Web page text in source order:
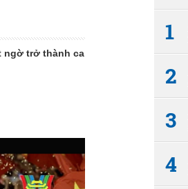
ngờ trở thành ca
1
2
3
4